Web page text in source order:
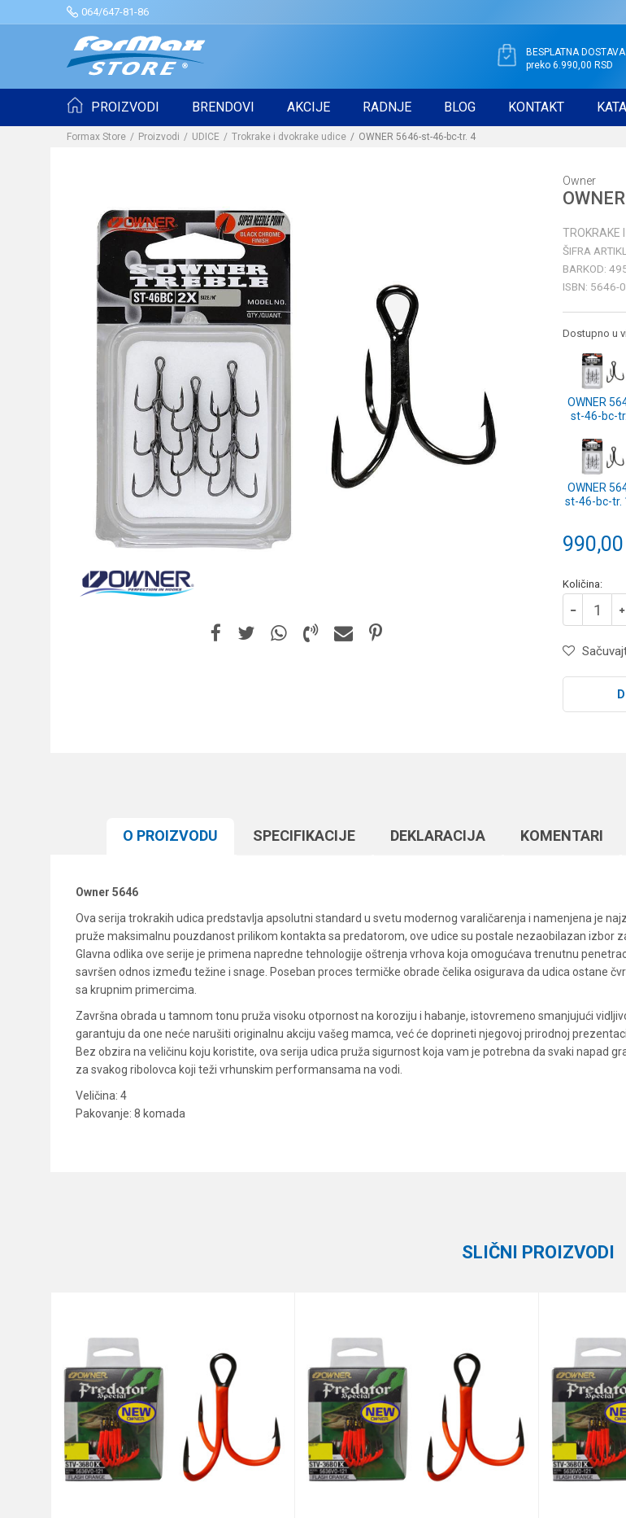
064/647-81-86
BESPLATNA DOSTAVA
preko 6.990,00 RSD
PROIZVODI BRENDOVI AKCIJE RADNJE BLOG KONTAKT
Formax Store Proizvodi UDICE Trokrake i dvokrake udice OWNER 5646-st-46-bc-tr. 4
Owner
TROKRAKE
ŠIFRA
BARKOD:
ISBN: 5646-
Dostupno u
OWNER
st-46-bc-
OWNER
st-46-bc-tr.
990,00
Količina:
O PROIZVODU SPECIFIKACIJЕ DEKLARACIJA KOMENTARI
Owner 5646
Ova serija trokrakih udica predstavlja apsolutni standard u svetu modernog varaličarenja i namenjena je
pruže maksimalnu pouzdanost prilikom kontakta sa predatorom, ove udice su postale nezaobilazan izbor
Glavna odlika ove serije je primena napredne tehnologije oštrenja vrhova koja omogućava trenutnu
savršen odnos između težine i snage. Poseban proces termičke obrade čelika osigurava da udica ostane
sa krupnim primercima.
Završna obrada u tamnom tonu pruža visoku otpornost na koroziju i habanje, istovremeno smanjujući
garantuju da one neće narušiti originalnu akciju vašeg mamca, već će doprineti njegovoj prirodnoj
Bez obzira na veličinu koju koristite, ova serija udica pruža sigurnost koja vam je potrebna da svaki napad
za svakog ribolovca koji teži vrhunskim performansama na vodi.
Veličina: 4
Pakovanje: 8 komada
Anti-spam zaštita - izračunajte koliko je 6 - 1 :
SLIČNI PROIZVODI